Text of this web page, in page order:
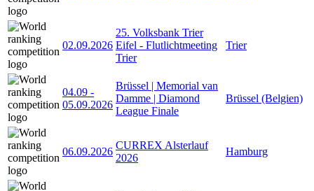
02.09.2026
25. Volksbank Trier
Eifel - Flutlichtmeeting
Trier
Trier
04.09 -
05.09.2026
Brüssel | Memorial van
Damme | Diamond
League Finale
Brüssel (Belgien)
06.09.2026
CURREX Alsterlauf
2026
Hamburg